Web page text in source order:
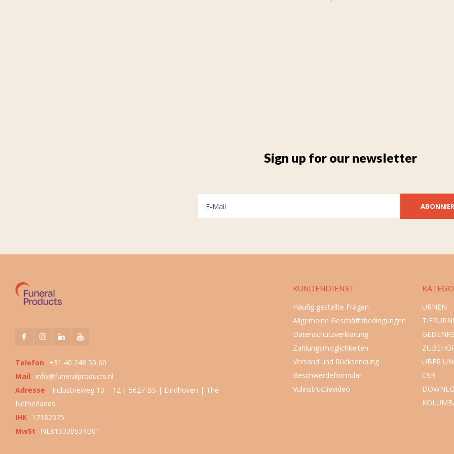
Sign up for our newsletter
Telefon
+31 40 248 50 60
Mail
info@funeralproducts.nl
Adresse
Industrieweg 10 – 12 | 5627 BS | Eindhoven | The
Netherlands
IHK 17182375
MwSt
NL815330534B01
KUNDENDIENST
Häufig gestellte Fragen
Allgemeine Geschäftsbedingungen
Datenschutzverklärung
Zahlungsmöglichkeiten
Versand und Rücksendung
Beschwerdeformular
Vulinstructievideo
URNEN
ÜBER
CSR